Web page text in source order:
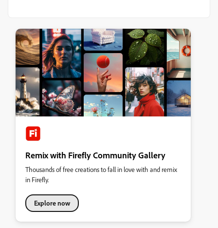
Remix with Firefly Community Gallery
Thousands of free creations to fall in love with and remix
in Firefly.
Explore now